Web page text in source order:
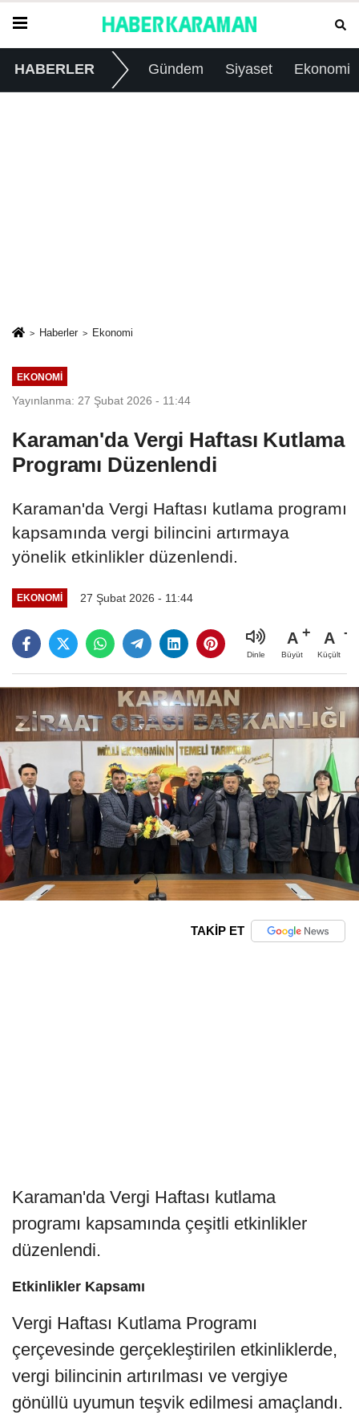
HABERLER Gündem Siyaset Ekonomi
Haberler Ekonomi
EKONOMI
Yayınlanma: 27 Şubat 2026 - 11:44
Karaman'da Vergi Haftası Kutlama
Programı Düzenlendi
Karaman'da Vergi Haftası kutlama programı
kapsamında vergi bilincini artırmaya
yönelik etkinlikler düzenlendi.
EKONOMI 27 Şubat 2026 - 11:44
Dinle
A
Büyüt
A
Küçült
TAKİP ET
Karaman'da Vergi Haftası kutlama
programı kapsamında çeşitli etkinlikler
düzenlendi.
Etkinlikler Kapsamı
Vergi Haftası Kutlama Programı
çerçevesinde gerçekleştirilen etkinliklerde,
vergi bilincinin artırılması ve vergiye
gönüllü uyumun teşvik edilmesi amaçlandı.